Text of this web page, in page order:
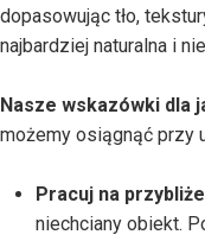
dopasowując tło,
najbardziej naturalna i
Nasze wskazówki dla
możemy osiągnąć przy
Pracuj na
niechciany obiekt.